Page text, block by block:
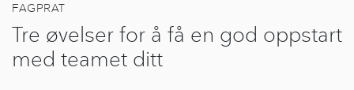
FAGPRAT
Tre øvelser for å få en god oppstart
med teamet ditt